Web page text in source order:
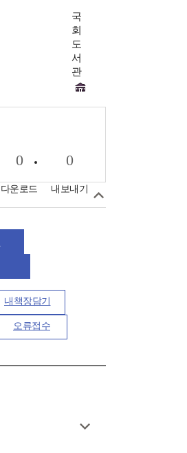
국
회
도
서
관
0
다운로드
0
내보내기
내책장담기
오류접수